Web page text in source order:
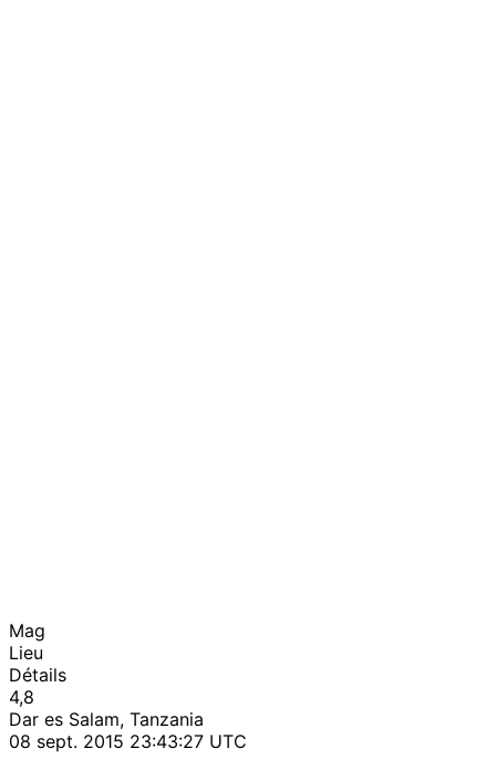
Mag
Lieu
Détails
4,8
Dar es Salam, Tanzania
08 sept. 2015 23:43:27 UTC